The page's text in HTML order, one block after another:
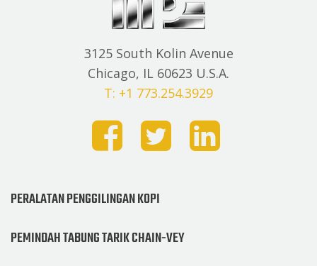
3125 South Kolin Avenue
Chicago, IL 60623 U.S.A.
T: +1 773.254.3929
PERALATAN PENGGILINGAN KOPI
PEMINDAH TABUNG TARIK CHAIN-VEY